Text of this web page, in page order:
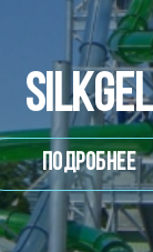
SilkGel
Подробнее